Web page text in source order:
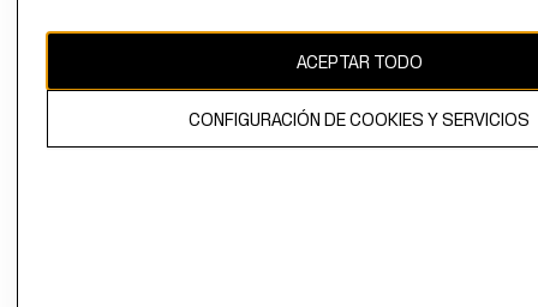
El contenido de esta página web está protegido por copyright y es
propiedad de H&M Hennes & Mauritz AB.
ACEPTAR TODO
CONFIGURACIÓN DE COOKIES Y SERVICIOS